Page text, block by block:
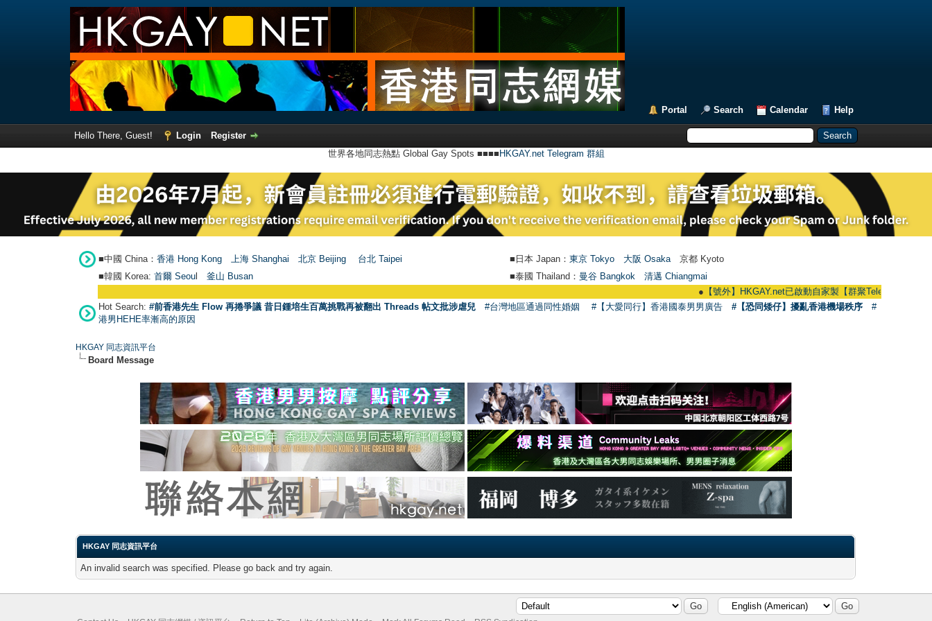
Portal Search Calendar Help
Hello There, Guest! Login
Register
世界各地同志熱點 Global Gay Spots ■■■■ HKGAY.net Telegram 群組
■中國 China： 香港 Hong Kong 上海 Shanghai 北京 Beijing 台北 Taipei ■日本 Japan： 東京 Tokyo 大阪 Osaka 京都 Kyoto
■韓國 Korea: 首爾 Seou 釜山 Busan ■泰國 Thailand： 曼谷 Bangkok
清邁 Chiangmai
【號外】HKGAY.net已啟動自家製【群聚Telegram群組】
Hot Search: #前香港先生 Flow 再捲爭議 昔日鍾培生百萬挑戰再被翻出 Threads 帖文批涉虐兒 #台灣地區通過同性婚姻 #【大愛同行】香港國泰男男廣告 #【恐同矮仔】擾亂香港機場秩序
#
港男HEHE率漸高的原因
HKGAY 同志資訊平台
Board Message
HKGAY 同志資訊平台
An invalid search was specified. Please go back and try again.